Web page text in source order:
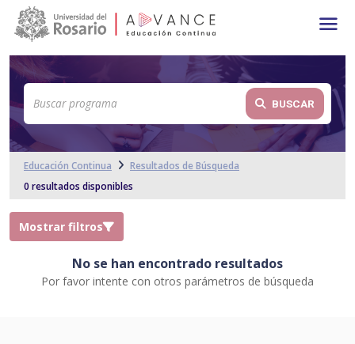
Pasar al contenido principal
Main navigation
BUSCAR
Educación Continua
Resultados de Búsqueda
0 resultados disponibles
Mostrar filtros
No se han encontrado resultados
Por favor intente con otros parámetros de búsqueda